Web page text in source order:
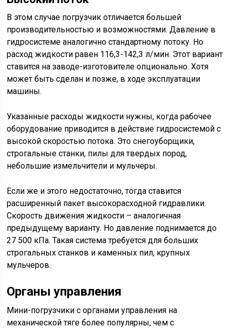
В этом случае погрузчик отличается большей
производительностью и возможностями. Давление в
гидросистеме аналогично стандартному потоку. Но
расход жидкости равен 116,3-142,3 л/мин. Этот вариант
ставится на заводе-изготовителе опционально. Хотя
может быть сделан и позже, в ходе эксплуатации
машины.
Указанные расходы жидкости нужны, когда рабочее
оборудование приводится в действие гидросистемой с
высокой скоростью потока. Это снегоуборщики,
строгальные станки, пилы для твердых пород,
небольшие измельчители и мульчеры.
Если же и этого недостаточно, тогда ставится
расширенный пакет высокорасходной гидравлики.
Скорость движения жидкости – аналогичная
предыдущему варианту. Но давление поднимается до
27 500 кПа. Такая система требуется для больших
строгальных станков и каменных пил, крупных
мульчеров.
Органы управления
Мини-погрузчики с органами управления на
механической тяге более популярны, чем с